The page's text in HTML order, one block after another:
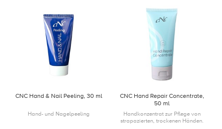
CNC Hand & Nail Peeling, 30 ml
Hand- und Nagelpeeling
CNC Hand Repair Concentrate,
50 ml
Handkonzentrat zur Pflege von
strapazierten, trockenen Händen.